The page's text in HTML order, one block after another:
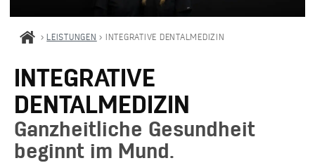
> LEISTUNGEN > INTEGRATIVE DENTALMEDIZIN
INTEGRATIVE
DENTALMEDIZIN
Ganzheitliche Gesundheit
beginnt im Mund.